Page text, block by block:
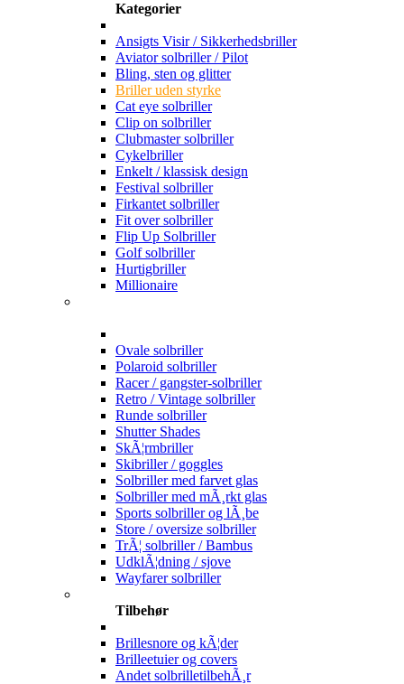
Kategorier
Ansigts Visir / Sikkerhedsbriller
Aviator solbriller / Pilot
Bling, sten og glitter
Briller uden styrke
Cat eye solbriller
Clip on solbriller
Clubmaster solbriller
Cykelbriller
Enkelt / klassisk design
Festival solbriller
Firkantet solbriller
Fit over solbriller
Flip Up Solbriller
Golf solbriller
Hurtigbriller
Millionaire
Ovale solbriller
Polaroid solbriller
Racer / gangster-solbriller
Retro / Vintage solbriller
Runde solbriller
Shutter Shades
SkÃ¦rmbriller
Skibriller / goggles
Solbriller med farvet glas
Solbriller med mÃ¸rkt glas
Sports solbriller og lÃ¸be
Store / oversize solbriller
TrÃ¦ solbriller / Bambus
UdklÃ¦dning / sjove
Wayfarer solbriller
Tilbehør
Brillesnore og kÃ¦der
Brilleetuier og covers
Andet solbrilletilbehÃ¸r